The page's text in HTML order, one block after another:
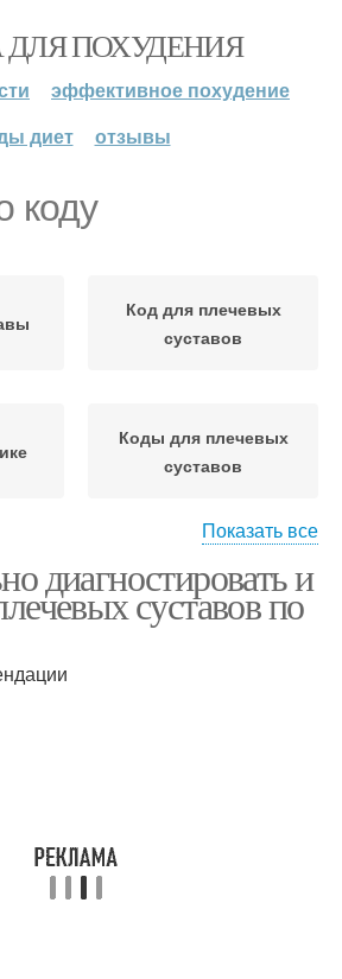
ДЛЯ ПОХУДЕНИЯ
эффективное похудение
диет
отзывы
коду
Код для плечевых
суставов
Коды для плечевых
суставов
Показать все
диагностировать и
суставов по